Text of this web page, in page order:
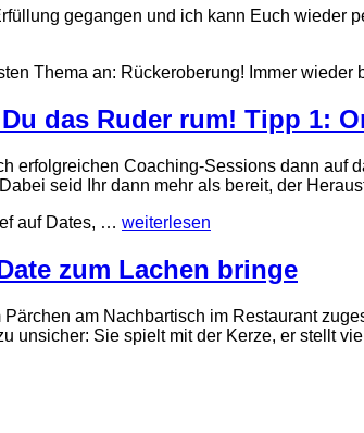
gegangen und ich kann Euch wieder
Thema an: Rückeroberung! Immer
das Ruder rum! Tipp 1:
erfolgreichen Coaching-Sessions dann auf
seid Ihr dann mehr als bereit, der
auf Dates, … weiterlesen
zum Lachen bringe
am Nachbartisch im Restaurant
unsicher: Sie spielt mit der Kerze, er stellt